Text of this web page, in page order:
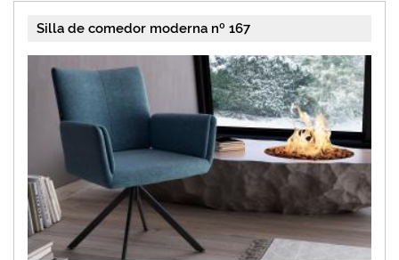
Silla de comedor moderna nº 167